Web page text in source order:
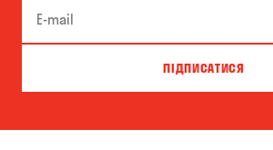
ПІДПИСАТИСЯ